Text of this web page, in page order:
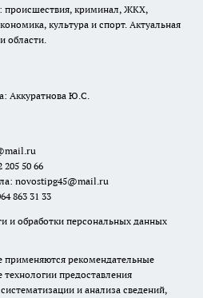
происшествия, криминал, ЖКХ,
культура и спорт. Актуальная
области.
Аккуратнова Ю.С.
50 66
novostipg45@mail.ru
863 31 33
и обработки персональных данных
рекомендательные
предоставления
и анализа сведений,